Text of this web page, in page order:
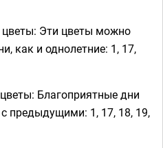
цветы: Эти цветы можно
как и однолетние: 1, 17,
Благоприятные дни
предыдущими: 1, 17, 18, 19,